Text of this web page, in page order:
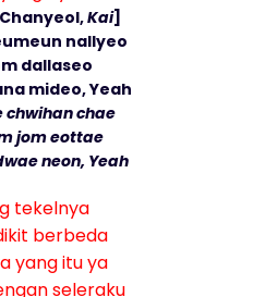
Kai]
nallyeo
dallaseo
mideo, Yeah
chwihan chae
jom eottae
neon, Yeah
tekelnya
berbeda
yang itu ya
seleraku